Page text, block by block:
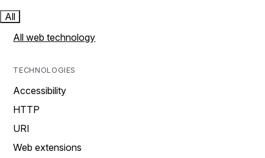
All
All web technology
TECHNOLOGIES
Accessibility
HTTP
URI
Web extensions